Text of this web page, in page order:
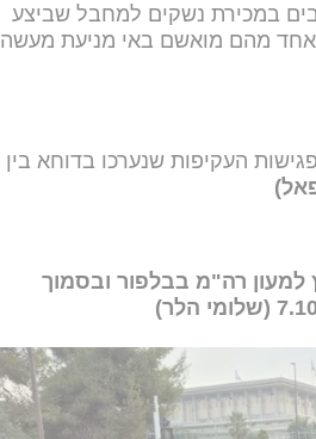
במכירת נשקים למחבל שביצע
אחד מהם מואשם באי מניעת מעשה
העקיפות שנערכו בדוחא בין
מחוץ למעון רה"מ בבלפור ובסמוך